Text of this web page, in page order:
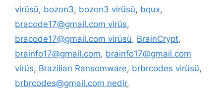
virüsü, bozon3, bozon3 virüsü, bqux,
bracode17@gmail.com virüs,
bracode17@gmail.com virüsü, BrainCrypt,
brainfo17@gmail.com, brainfo17@gmail.com
virüs, Brazilian Ransomware, brbrcodes virüsü,
brbrcodes@gmail.com nedir,